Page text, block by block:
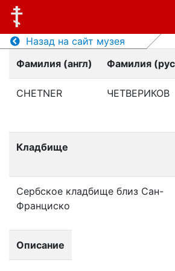
Назад на сайт музея
Фамилия (англ)
Фамилия
CHETNER ЧЕТВЕРИКОВ
Кладбище
Сербское кладбище близ Сан-
Франциско
Описание